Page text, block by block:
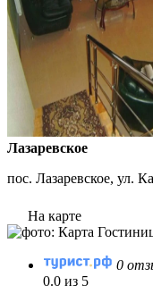
Лазаревское
пос. Лазаревское, ул.
На карте
0
0.0 из 5